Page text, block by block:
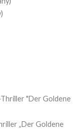
„Der Goldene